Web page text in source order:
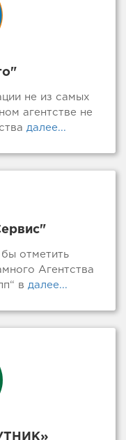
не из самых
агентстве не
далее...
отметить
Агентства
в далее...